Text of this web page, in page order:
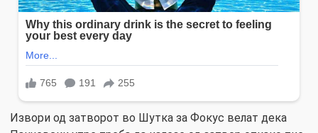
Извори од затворот во Шутка за Фокус велат дека